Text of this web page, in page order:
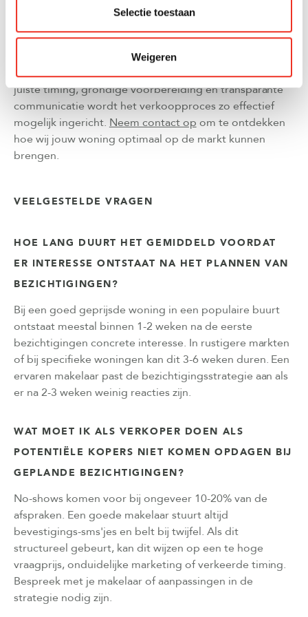
Selectie toestaan
Weigeren
Het succesvol plannen van bezichtigingen vereist
Een professionele verkoopmakelaar combineert
traditionele methoden met moderne digitale
technieken om optimale resultaten te behalen. Door de
juiste timing, grondige voorbereiding en transparante
communicatie wordt het verkoopproces zo effectief
mogelijk ingericht. Neem contact op om te ontdekken
hoe wij jouw woning optimaal op de markt kunnen
brengen.
VEELGESTELDE VRAGEN
HOE LANG DUURT HET GEMIDDELD VOORDAT
ER INTERESSE ONTSTAAT NA HET PLANNEN VAN
BEZICHTIGINGEN?
Bij een goed geprijsde woning in een populaire buurt
ontstaat meestal binnen 1-2 weken na de eerste
bezichtigingen concrete interesse. In rustigere markten
of bij specifieke woningen kan dit 3-6 weken duren. Een
ervaren makelaar past de bezichtigingsstrategie aan als
er na 2-3 weken weinig reacties zijn.
WAT MOET IK ALS VERKOPER DOEN ALS
POTENTIËLE KOPERS NIET KOMEN OPDAGEN BIJ
GEPLANDE BEZICHTIGINGEN?
No-shows komen voor bij ongeveer 10-20% van de
afspraken. Een goede makelaar stuurt altijd
bevestigings-sms'jes en belt bij twijfel. Als dit
structureel gebeurt, kan dit wijzen op een te hoge
vraagprijs, onduidelijke marketing of verkeerde timing.
Bespreek met je makelaar of aanpassingen in de
strategie nodig zijn.